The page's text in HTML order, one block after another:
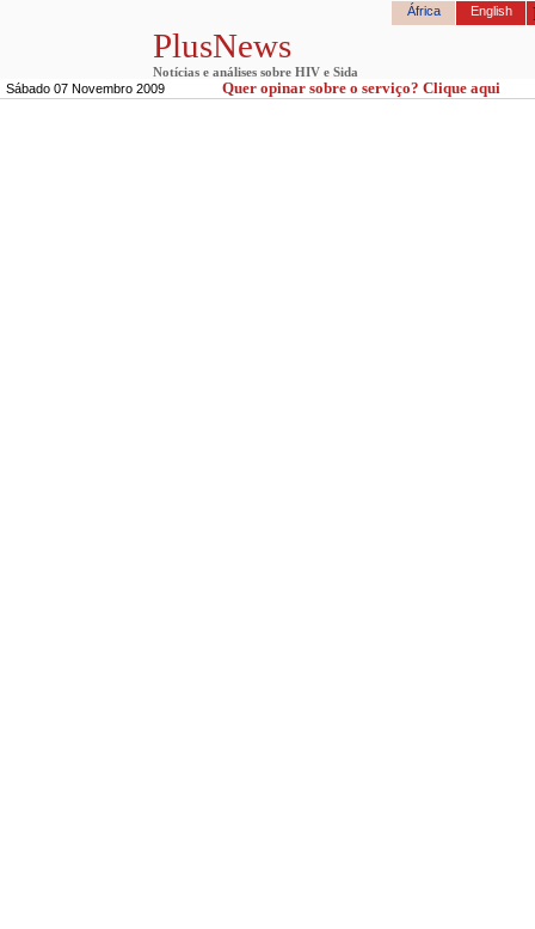
África English
PlusNews
Notícias e análises sobre HIV e Sida
Sábado 07 Novembro 2009 Quer opinar sobre o serviço? Clique aqui